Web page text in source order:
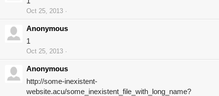
Oct 25, 2013
Anonymous
1
Oct 25, 2013
Anonymous
http://some-inexistent-
website.acu/some_inexistent_file_with_long_name?